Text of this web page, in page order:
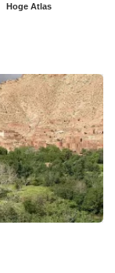
Hoge Atlas